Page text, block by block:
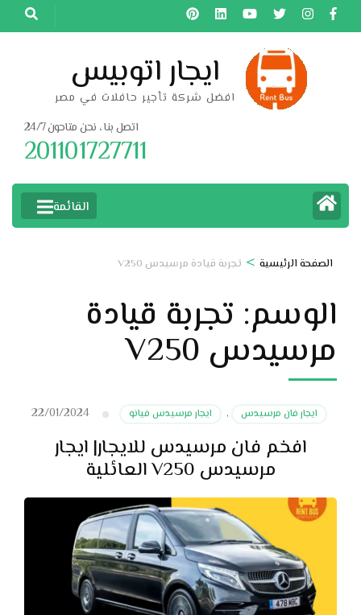
تخطى
إلى
ايجار اتوبيس
افضل شركة تأجير حافلات في مصر
اتصل بنا ، نحن متاحون 24/7
201101727711
القائمة
الصفحة الرئيسية > تجربة قيادة مرسيدس V250
الوسم: تجربة قيادة
مرسيدس V250
ايجار فان مرسيدس , ايجار مرسيدس فيانو 22/01/2024
افخم فان مرسيدس للايجار| ايجار
مرسيدس V250 العائلية